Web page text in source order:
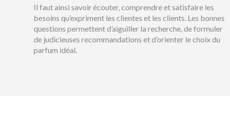
Il faut ainsi savoir écouter, comprendre et satisfaire les
besoins qu’expriment les clientes et les clients. Les bonnes
questions permettent d’aiguiller la recherche, de formuler
de judicieuses recommandations et d’orienter le choix du
parfum idéal.